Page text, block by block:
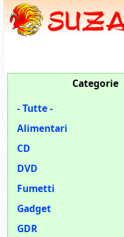
Categorie
- Tutte -
Alimentari
CD
DVD
Fumetti
Gadget
GDR